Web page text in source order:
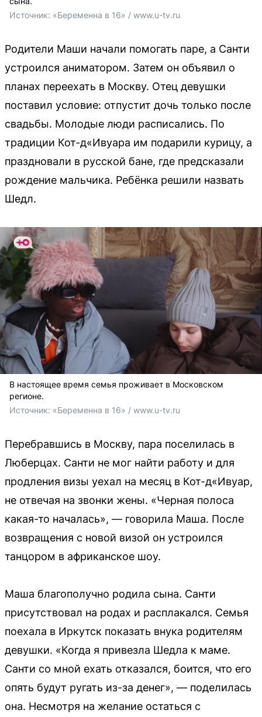
Источник: «Беременна в 16» / www.u-tv.ru
Родители Маши начали помогать паре, а Санти
устроился аниматором. Затем он объявил о
планах переехать в Москву. Отец девушки
поставил условие: отпустит дочь только после
свадьбы. Молодые люди расписались. По
традиции Кот-д«Ивуара им подарили курицу, а
праздновали в русской бане, где предсказали
рождение мальчика. Ребёнка решили назвать
Шедл.
В настоящее время семья проживает в Московском
регионе.
Источник: «Беременна в 16» / www.u-tv.ru
Перебравшись в Москву, пара поселилась в
Люберцах. Санти не мог найти работу и для
продления визы уехал на месяц в Кот-д«Ивуар,
не отвечая на звонки жены. «Черная полоса
какая-то началась», — говорила Маша. После
возвращения с новой визой он устроился
танцором в африканское шоу.
Маша благополучно родила сына. Санти
присутствовал на родах и расплакался. Семья
поехала в Иркутск показать внука родителям
девушки. «Когда я привезла Шедла к маме.
Санти со мной ехать отказался, боится, что его
опять будут ругать из-за денег», — поделилась
она. Несмотря на желание остаться с